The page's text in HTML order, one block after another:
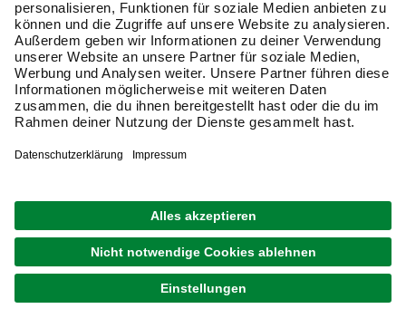
Armaturenzange
Klemmzange
Rundzange
Telefonzange
Sicherungszange
Kantenzange
Plus, wir bieten unverzichtbare Zangenschlüssel und
multifunktionale Kombizangen, um Deine Werkzeugkiste
komplett zu machen.